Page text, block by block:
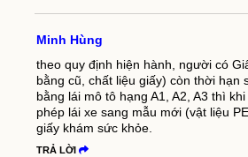
Minh Hùng
theo quy định hiện hành, người có
bằng cũ, chất liệu giấy) còn thời hạn
bằng lái mô tô hạng A1, A2, A3 thì
phép lái xe sang mẫu mới (vật liệu
giấy khám sức khỏe.
TRẢ LỜI